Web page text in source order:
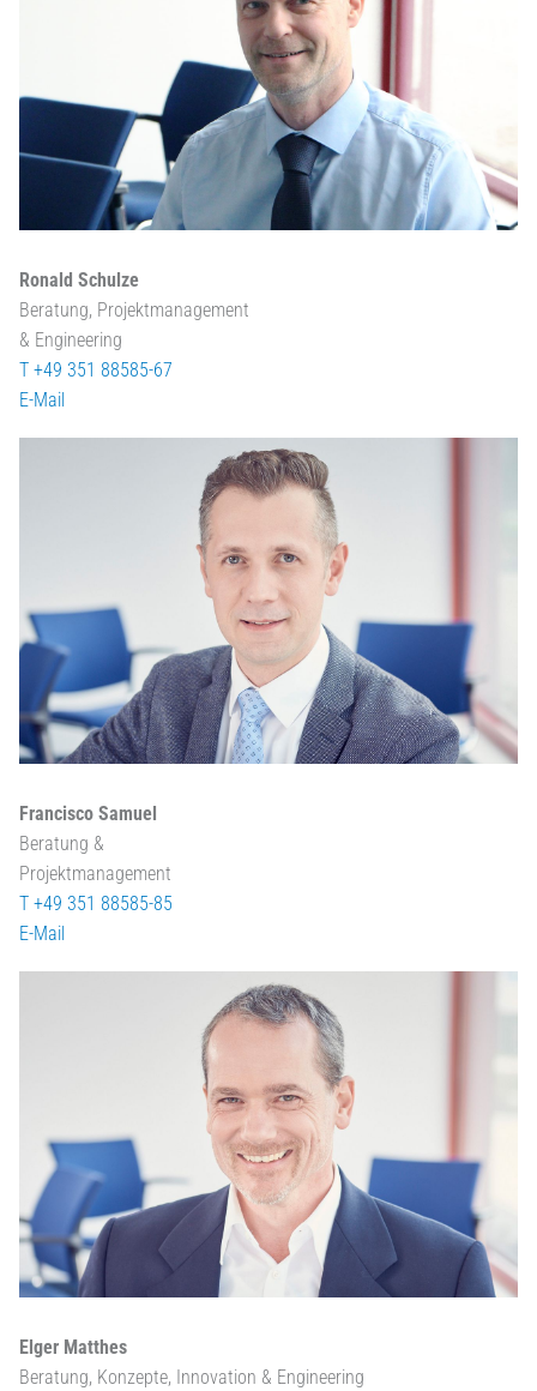
Ronald Schulze
Beratung, Projektmanagement
& Engineering
T +49 351 88585-67
E-Mail
Francisco Samuel
Beratung &
Projektmanagement
T +49 351 88585-85
E-Mail
Elger Matthes
Beratung, Konzepte, Innovation & Engineering